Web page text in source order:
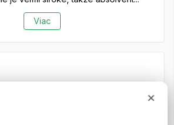
Viac